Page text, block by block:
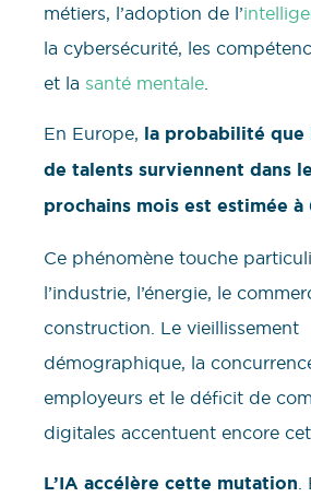
métiers, l’adoption de l’
la cybersécurité, les
et la santé mentale
En Europe, la probabilité que
de talents surviennent dans
prochains mois est estimée à
Ce phénomène touche
l’industrie, l’énergie, le
construction. Le vieillissement
démographique, la
employeurs et le déficit de
digitales accentuent encore
L’IA accélère cette mutation.